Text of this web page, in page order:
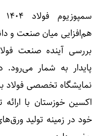
هم‌افزایی میان صنعت و
بررسی آینده صنعت
پایدار به شمار می‌رود.
نمایشگاه تخصصی فولاد
اکسین خوزستان با ارائه
خود در زمینه تولید